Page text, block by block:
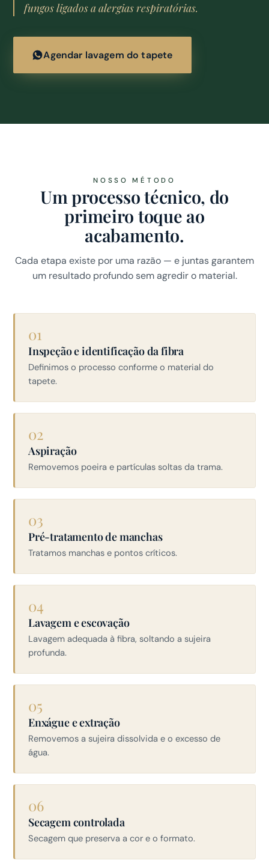
fungos ligados a alergias respiratórias.
Agendar lavagem do tapete
NOSSO MÉTODO
Um processo técnico, do
primeiro toque ao
acabamento.
Cada etapa existe por uma razão — e juntas garantem
um resultado profundo sem agredir o material.
01
Inspeção e identificação da fibra
Definimos o processo conforme o material do
tapete.
02
Aspiração
Removemos poeira e partículas soltas da trama.
03
Pré-tratamento de manchas
Tratamos manchas e pontos críticos.
04
Lavagem e escovação
Lavagem adequada à fibra, soltando a sujeira
profunda.
05
Enxágue e extração
Removemos a sujeira dissolvida e o excesso de
água.
06
Secagem controlada
Secagem que preserva a cor e o formato.